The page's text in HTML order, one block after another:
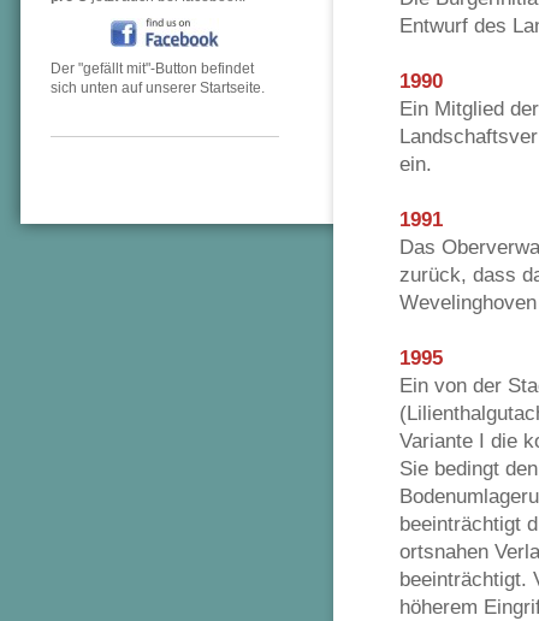
Der "gefällt mit"-Button befindet
sich unten auf unserer Startseite.
Entwurf des
1990
Ein Mitglied
ein.
1991
Das
zurück, dass
1995
Ein von der
Variante I die
Sie bedingt
beeinträchtigt
ortsnahen
beeinträchtigt.
höherem